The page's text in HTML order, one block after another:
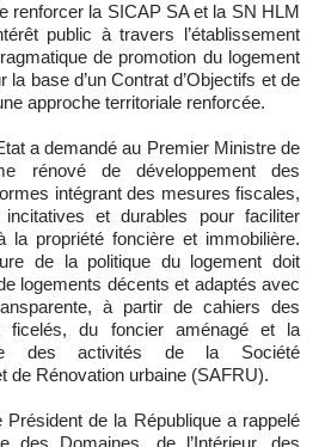
renforcer la SICAP SA et la SN HLM
public à travers l’établissement
de promotion du logement
la base d’un Contrat d’Objectifs et de
approche territoriale renforcée.
a demandé au Premier Ministre de
rénové de développement des
intégrant des mesures fiscales,
et durables pour faciliter
la propriété foncière et immobilière.
de la politique du logement doit
logements décents et adaptés avec
à partir de cahiers des
ficelés, du foncier aménagé et la
des activités de la Société
de Rénovation urbaine (SAFRU).
de la République a rappelé
des Domaines, de l’Intérieur, des